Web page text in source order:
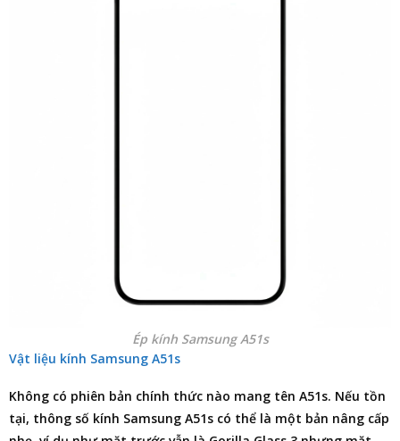
Ép kính Samsung A51s
Vật liệu kính Samsung A51s
Không có phiên bản chính thức nào mang tên A51s. Nếu tồn
tại, thông số kính Samsung A51s có thể là một bản nâng cấp